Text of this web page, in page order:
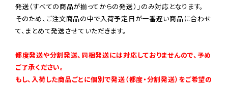
発送（すべての商品が揃ってからの発送）」のみ対応となります。
そのため、ご注文商品の中で入荷予定日が一番遅い商品に合わせ
て、まとめて発送させていただきます。
都度発送や分割発送、同梱発送には対応しておりませんので、予め
ご了承ください。
もし、入荷した商品ごとに個別で発送（都度・分割発送）をご希望の